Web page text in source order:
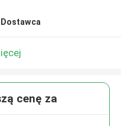
cenę za